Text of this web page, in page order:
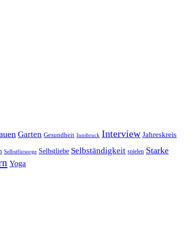
Garten Gesundheit Innsbruck Interview Jahreskreis
Selbstfürsorge Selbstliebe Selbständigkeit spielen Starke
Yoga